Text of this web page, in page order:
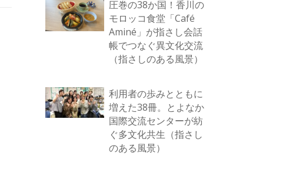
圧巻の38か国！香川の
モロッコ食堂「Café
Aminé」が指さし会話
帳でつなぐ異文化交流
（指さしのある風景）
利用者の歩みとともに
増えた38冊。とよなか
国際交流センターが紡
ぐ多文化共生（指さし
のある風景）